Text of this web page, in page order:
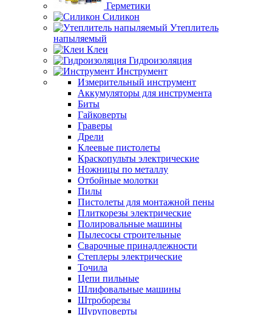
Герметики
Силикон
Утеплитель
напыляемый
Клеи
Гидроизоляция
Инструмент
Измерительный инструмент
Аккумуляторы для инструмента
Биты
Гайковерты
Граверы
Дрели
Клеевые пистолеты
Краскопульты электрические
Ножницы по металлу
Отбойные молотки
Пилы
Пистолеты для монтажной пены
Плиткорезы электрические
Полировальные машины
Пылесосы строительные
Сварочные принадлежности
Степлеры электрические
Точила
Цепи пильные
Шлифовальные машины
Штроборезы
Шуруповерты